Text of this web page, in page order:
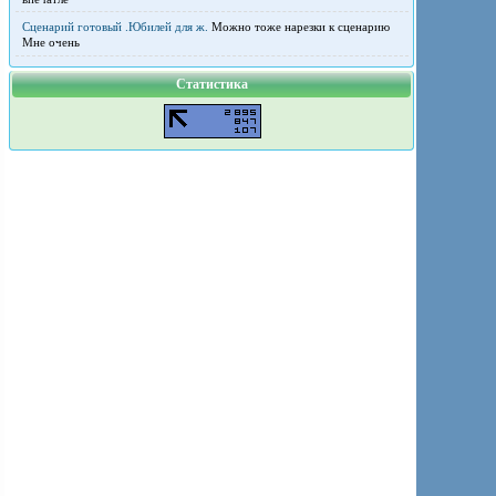
Сценарий готовый .Юбилей для ж. Можно тоже нарезки к сценарию
Мне очень
Статистика